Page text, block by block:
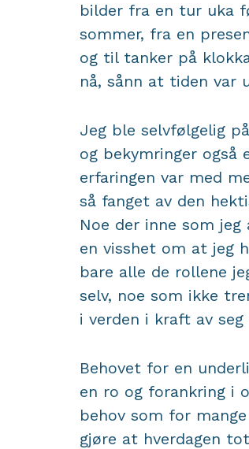
bilder fra en tur uka
sommer, fra en
og til tanker på
nå, sånn at tiden var
Jeg ble selvfølgelig
og bekymringer også
erfaringen var med
så fanget av den
Noe der inne som jeg
en visshet om at jeg
bare alle de rollene
selv, noe som ikke
i verden i kraft av seg
Behovet for en
en ro og forankring i
behov som for
gjøre at hverdagen